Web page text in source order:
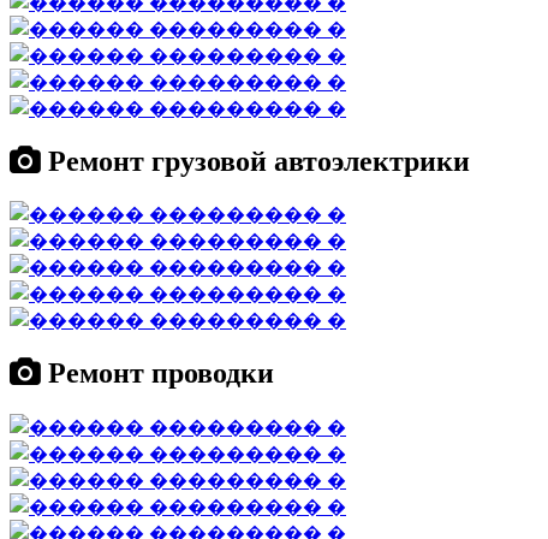
Ремонт грузовой автоэлектрики
Ремонт проводки